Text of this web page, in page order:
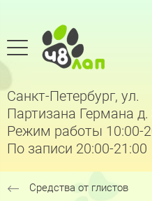
Санкт-Петербург, ул.
Партизана Германа д.
Режим работы 10:00-
По записи 20:00-21:00
Средства от глистов